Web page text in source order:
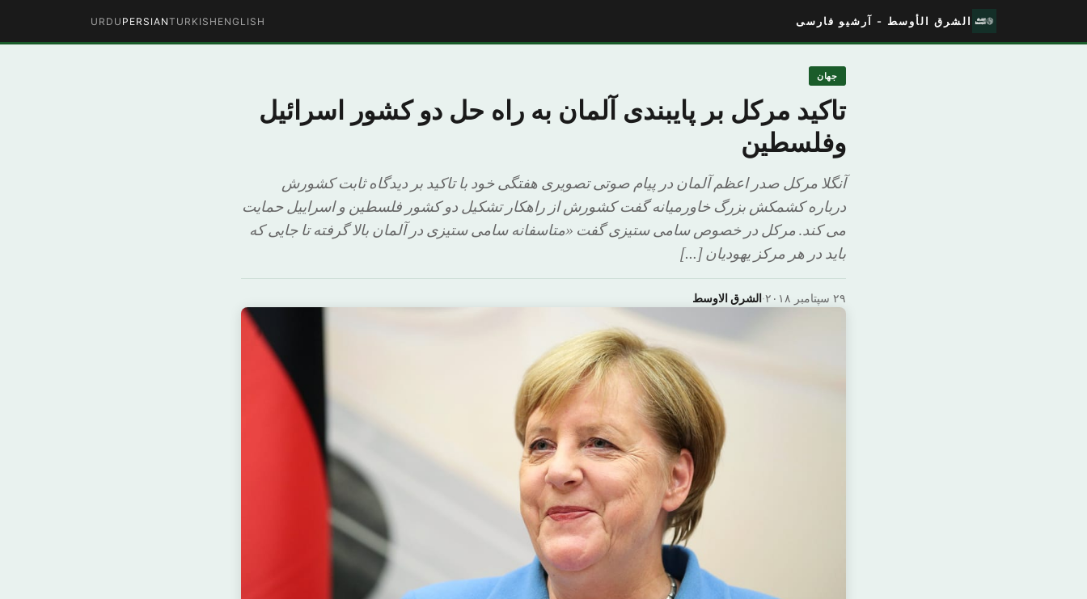
الشرق الأوسط - آرشیو فارسی ENGLISH
TURKISH
PERSIAN
URDU
جهان
تاکید مرکل بر پایبندی آلمان به راه حل دو کشور اسرائیل
وفلسطین
آنگلا مرکل صدر اعظم آلمان در پیام صوتی تصویری هفتگی خود با تاکید بر دیدگاه ثابت کشورش
درباره کشمکش بزرگ خاورمیانه گفت کشورش از راهکار تشکیل دو کشور فلسطین و اسراییل حمایت
می کند. مرکل در خصوص سامی ستیزی گفت «متاسفانه سامی ستیزی در آلمان بالا گرفته تا جایی که
باید در هر مرکز یهودیان […]
الشرق الاوسط· ۲۹ سپتامبر ۲۰۱۸